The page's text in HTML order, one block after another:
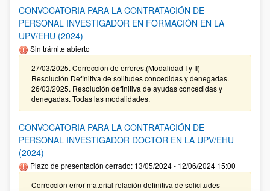
CONVOCATORIA PARA LA CONTRATACIÓN DE
PERSONAL INVESTIGADOR EN FORMACIÓN EN LA
UPV/EHU (2024)
Sin trámite abierto
27/03/2025. Corrección de errores.(Modalidad I y II)
Resolución Definitiva de solitudes concedidas y denegadas.
26/03/2025. Resolución definitiva de ayudas concedidas y
denegadas. Todas las modalidades.
CONVOCATORIA PARA LA CONTRATACIÓN DE
PERSONAL INVESTIGADOR DOCTOR EN LA UPV/EHU
(2024)
Plazo de presentación cerrado: 13/05/2024 - 12/06/2024 15:00
Corrección error material relación definitiva de solicitudes